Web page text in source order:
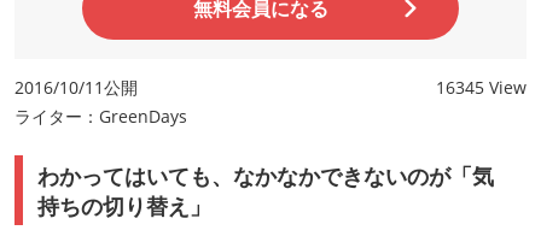
無料会員になる
2016/10/11公開
16345 View
ライター：GreenDays
わかってはいても、なかなかできないのが「気
持ちの切り替え」